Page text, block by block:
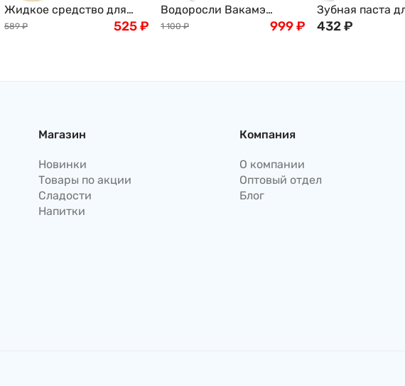
Жидкое средство для
мытья посуды, овощей и
589 ₽ 525₽
Водоросли Вакамэ
сушенные, 500г
1 100 ₽ 999₽
Зубная паста
от кариеса с
432₽
Магазин
Новинки
Товары по акции
Сладости
Напитки
Компания
О компании
Оптовый отдел
Блог